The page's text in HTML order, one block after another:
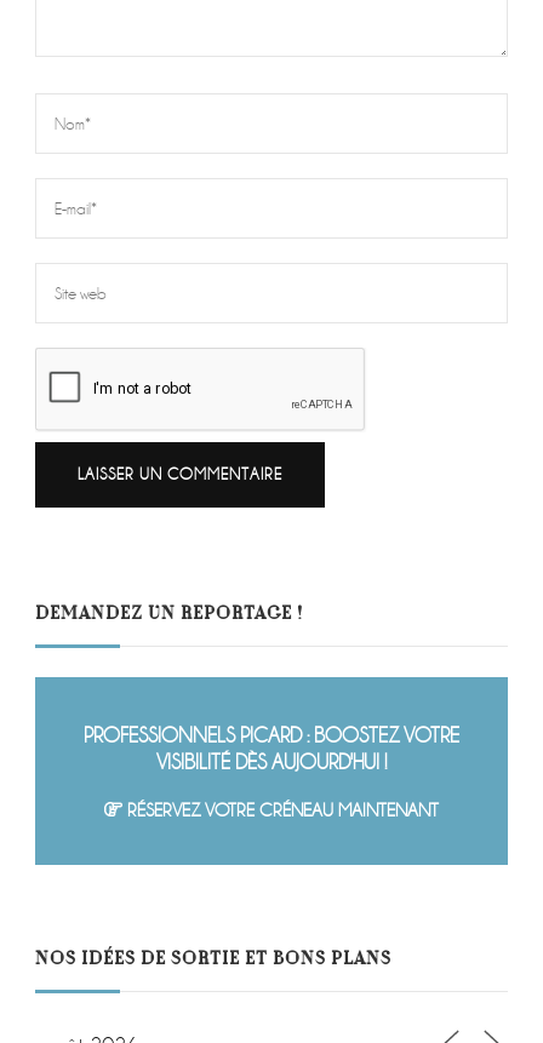
DEMANDEZ UN REPORTAGE !
PROFESSIONNELS PICARD : BOOSTEZ VOTRE
VISIBILITÉ DÈS AUJOURD'HUI !
RÉSERVEZ VOTRE CRÉNEAU MAINTENANT
NOS IDÉES DE SORTIE ET BONS PLANS